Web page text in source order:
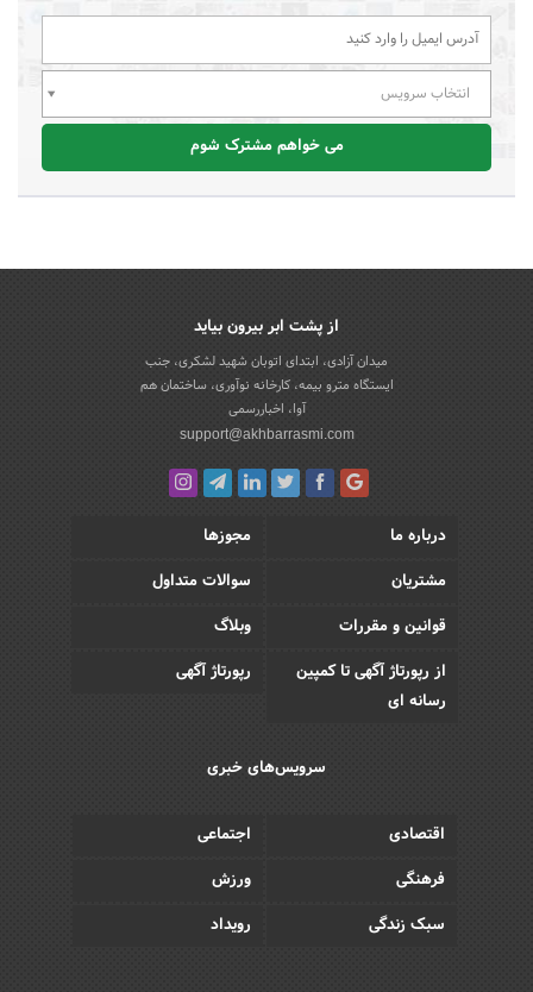
انتخاب سرویس
می خواهم مشترک شوم
از پشت ابر بیرون بیاید
میدان آزادی، ابتدای اتوبان شهید لشکری، جنب
ایستگاه مترو بیمه، کارخانه نوآوری، ساختمان هم
آوا، اخباررسمی
support@akhbarrasmi.com
درباره ما
مجوزها
مشتریان
سوالات متداول
قوانین و مقررات
وبلاگ
از رپورتاژ آگهی تا کمپین
رسانه ای
رپورتاژ آگهی
سرویس‌های خبری
اقتصادی
اجتماعی
فرهنگی
ورزش
سبک زندگی
رویداد